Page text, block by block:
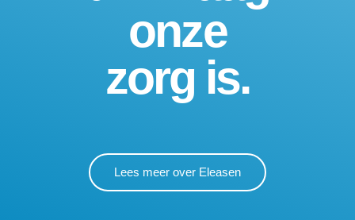
onze
zorg is.
Lees meer over Eleasen